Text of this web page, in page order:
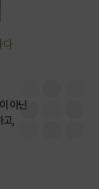
다
아닌
고,